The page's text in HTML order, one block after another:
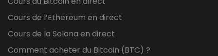
Cours de l’Ethereum en direct
Cours de la Solana en direct
Comment acheter du Bitcoin (BTC) ?